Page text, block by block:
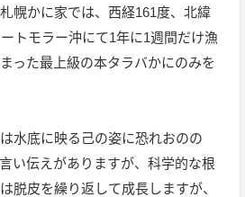
かに家では、西経161度、北緯
トモラー沖にて1年に1週間だけ漁
った最上級の本タラバかにのみを
底に映る己の姿に恐れおのの
い伝えがありますが、科学的な根
脱皮を繰り返して成長しますが、